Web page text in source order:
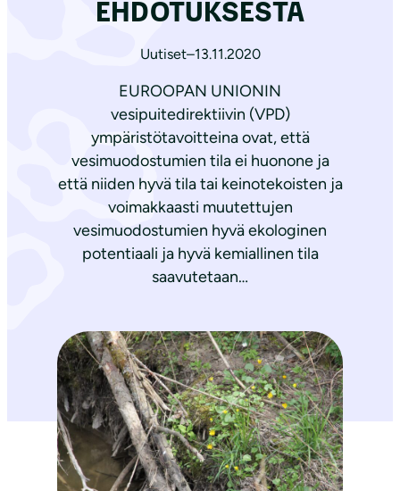
EHDOTUKSESTA
Uutiset–13.11.2020
EUROOPAN UNIONIN
vesipuitedirektiivin (VPD)
ympäristötavoitteina ovat, että
vesimuodostumien tila ei huonone ja
että niiden hyvä tila tai keinotekoisten ja
voimakkaasti muutettujen
vesimuodostumien hyvä ekologinen
potentiaali ja hyvä kemiallinen tila
saavutetaan…